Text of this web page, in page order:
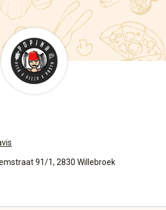
91/1, 2830 Willebroek